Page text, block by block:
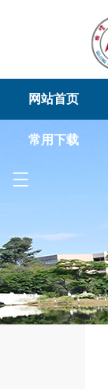
网站首页
常用下载